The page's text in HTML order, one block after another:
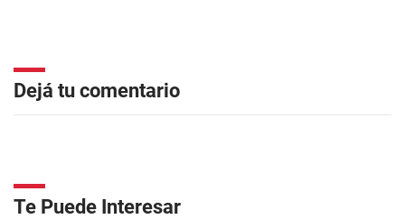
Dejá tu comentario
Te Puede Interesar